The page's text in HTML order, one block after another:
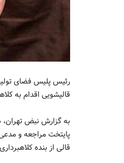
رئیس پلیس فضای
قالیشویی اقدام به
به گزارش نبض
پایتخت مراجعه و
قالی از بنده